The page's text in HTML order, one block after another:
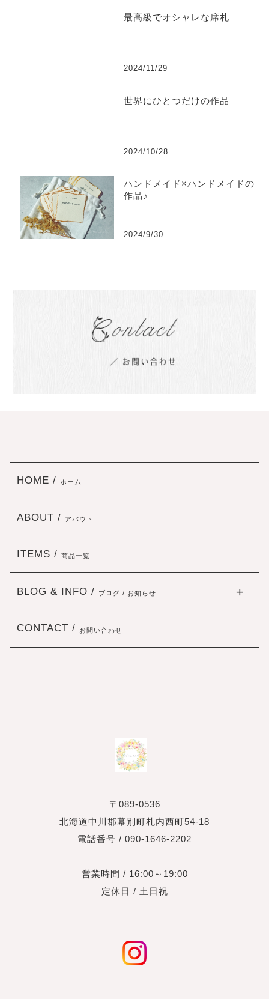
最高級でオシャレな席札
2024/11/29
世界にひとつだけの作品
2024/10/28
ハンドメイド×ハンドメイドの
作品♪
2024/9/30
〒089-0536
北海道中川郡幕別町札内西町54-18
電話番号 / 090-1646-2202
営業時間 / 16:00～19:00
定休日 / 土日祝
HOME / ホーム
ABOUT / アバウト
ITEMS / 商品一覧
BLOG & INFO / ブログ / お知らせ
CONTACT / お問い合わせ